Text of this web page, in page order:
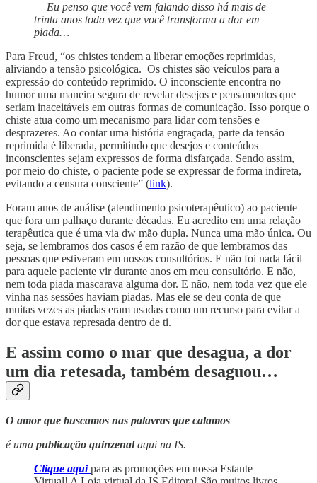
— Eu penso que você vem falando disso há mais de
trinta anos toda vez que você transforma a dor em
piada…
Para Freud, “os chistes tendem a liberar emoções reprimidas,
aliviando a tensão psicológica. Os chistes são veículos para a
expressão do conteúdo reprimido. O inconsciente encontra no
humor uma maneira segura de revelar desejos e pensamentos que
seriam inaceitáveis em outras formas de comunicação. Isso porque o
chiste atua como um mecanismo para lidar com tensões e
desprazeres. Ao contar uma história engraçada, parte da tensão
reprimida é liberada, permitindo que desejos e conteúdos
inconscientes sejam expressos de forma disfarçada. Sendo assim,
por meio do chiste, o paciente pode se expressar de forma indireta,
evitando a censura consciente” (link).
Foram anos de análise (atendimento psicoterapêutico) ao paciente
que fora um palhaço durante décadas. Eu acredito em uma relação
terapêutica que é uma via dw mão dupla. Nunca uma mão única. Ou
seja, se lembramos dos casos é em razão de que lembramos das
pessoas que estiveram em nossos consultórios. E não foi nada fácil
para aquele paciente vir durante anos em meu consultório. E não,
nem toda piada mascarava alguma dor. E não, nem toda vez que ele
vinha nas sessões haviam piadas. Mas ele se deu conta de que
muitas vezes as piadas eram usadas como um recurso para evitar a
dor que estava represada dentro de ti.
E assim como o mar que desagua, a dor
um dia retesada, também desaguou…
O amor que buscamos nas palavras que calamos
é uma publicação quinzenalaqui na IS.
Clique aquipara as promoções em nossa Estante